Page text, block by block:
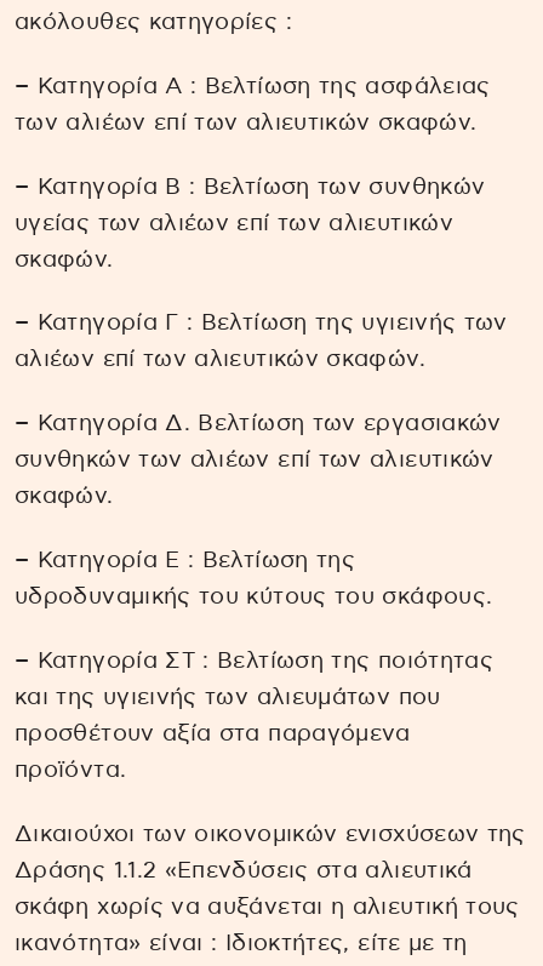
ακόλουθες κατηγορίες :
− Κατηγορία Α : Βελτίωση της ασφάλειας
των αλιέων επί των αλιευτικών σκαφών.
− Κατηγορία Β : Βελτίωση των συνθηκών
υγείας των αλιέων επί των αλιευτικών
σκαφών.
− Κατηγορία Γ : Βελτίωση της υγιεινής των
αλιέων επί των αλιευτικών σκαφών.
− Κατηγορία Δ. Βελτίωση των εργασιακών
συνθηκών των αλιέων επί των αλιευτικών
σκαφών.
− Κατηγορία Ε : Βελτίωση της
υδροδυναμικής του κύτους του σκάφους.
− Κατηγορία ΣΤ : Βελτίωση της ποιότητας
και της υγιεινής των αλιευμάτων που
προσθέτουν αξία στα παραγόμενα
προϊόντα.
Δικαιούχοι των οικονομικών ενισχύσεων της
Δράσης 1.1.2 «Επενδύσεις στα αλιευτικά
σκάφη χωρίς να αυξάνεται η αλιευτική τους
ικανότητα» είναι : Ιδιοκτήτες, είτε με τη